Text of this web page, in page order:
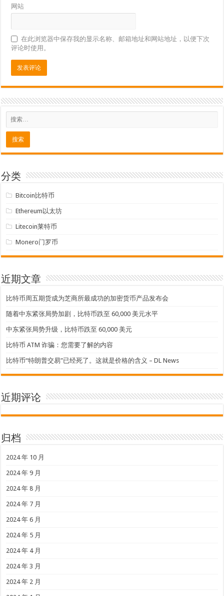
网站
在此浏览器中保存我的显示名称、邮箱地址和网站地址，以便下次
评论时使用。
分类
Bitcoin比特币
Ethereum以太坊
Litecoin莱特币
Monero门罗币
近期文章
比特币周五期货成为芝商所最成功的加密货币产品发布会
随着中东紧张局势加剧，比特币跌至 60,000 美元水平
中东紧张局势升级，比特币跌至 60,000 美元
比特币 ATM 诈骗：您需要了解的内容
比特币“特朗普交易”已经死了。这就是价格的含义 – DL News
近期评论
归档
2024 年 10 月
2024 年 9 月
2024 年 8 月
2024 年 7 月
2024 年 6 月
2024 年 5 月
2024 年 4 月
2024 年 3 月
2024 年 2 月